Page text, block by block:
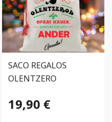
SACO REGALOS
OLENTZERO
19,90 €